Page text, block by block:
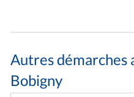
Autres démarches
Bobigny